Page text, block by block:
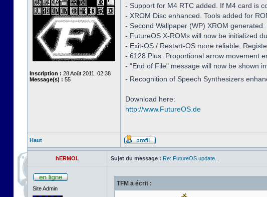
Inscription : 28 Août 2011, 02:38
Message(s) : 55
- Support for M4 RTC added. If M4 card is
- XROM Disc enhanced. Tools added for
- Second Wallpaper (WP) XROM
- FutureOS X-ROMs will now be initialized
- Exit-OS / Restart-OS more reliable,
- 6128 Plus: Proportional arrow movement
- "End of File" message will now be shown
- Recognition of Speech Synthesizers
Download here:
http://www.FutureOS.de
Haut
hERMOL Sujet du message : Re: FutureOS update...
Site Admin
TFM a écrit :